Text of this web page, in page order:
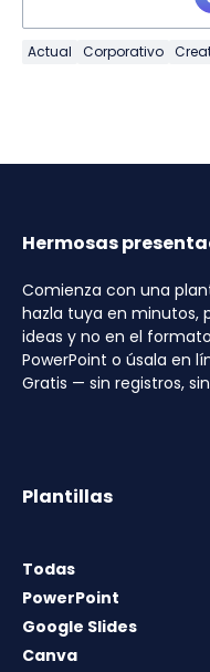
Actual Corporativo
Hermosas
Comienza con una
hazla tuya en minutos,
ideas y no en el
PowerPoint o úsala en
Gratis — sin registros,
Plantillas
Todas
PowerPoint
Google Slides
Canva